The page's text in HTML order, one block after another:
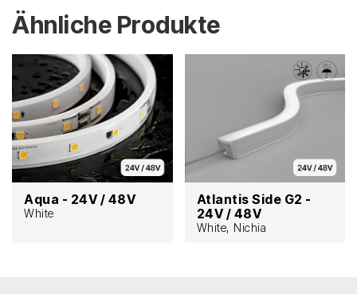
Ähnliche Produkte
Aqua - 24V / 48V
White
Atlantis Side G2 -
24V / 48V
White, Nichia